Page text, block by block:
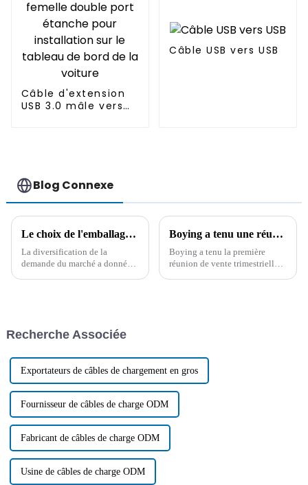
Câble d'extension
USB 3.0 mâle vers
Câble USB vers USB
Blog Connexe
Le choix de l'emballage des câbles : pour répondre aux diverses demandes des consommateurs
La diversification de la
demande du marché a donné
transmission de données…
Boying a tenu une réunion de synthèse des ventes pour le premier trimestre 2024
Boying a tenu la première
réunion de vente trimestrielle
Recherche Associée
Exportateurs de câbles de chargement en gros
Fournisseur de câbles de charge ODM
Fabricant de câbles de charge ODM
Usine de câbles de charge ODM